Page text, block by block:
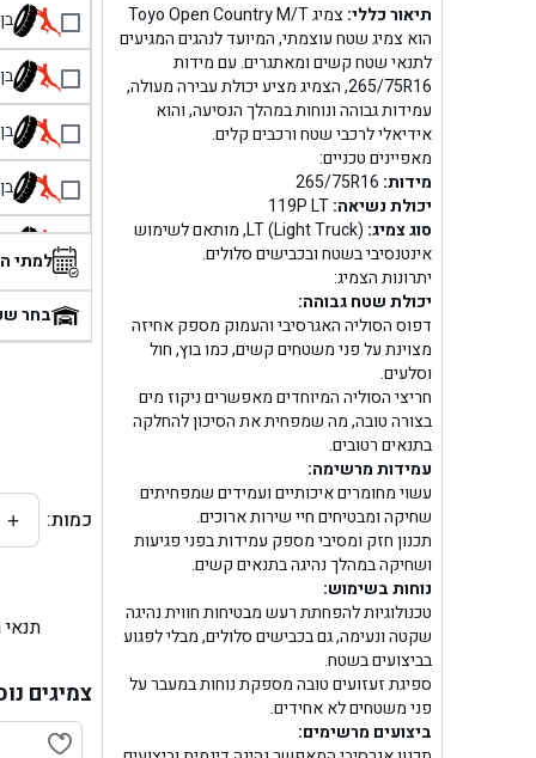
תיאור כללי:
צמיג Toyo Open Country M/T
הוא צמיג שטח עוצמתי, המיועד לנהגים המגיעים
לתנאי שטח קשים ומאתגרים. עם מידות
265/75R16, הצמיג מציע יכולת עבירה מעולה,
עמידות גבוהה ונוחות במהלך הנסיעה, והוא
אידיאלי לרכבי שטח ורכבים קלים.
מאפיינים טכניים:
מידות:
יכולת נשיאה:
סוג צמיג:
LT (Light Truck), מותאם לשימוש
אינטנסיבי בשטח ובכבישים סלולים.
יתרונות הצמיג:
יכולת שטח גבוהה:
דפוס הסוליה האגרסיבי והעמוק מספק אחיזה
מצוינת על פני משטחים קשים, כמו בוץ, חול
וסלעים.
חריצי הסוליה המיוחדים מאפשרים ניקוז מים
בצורה טובה, מה שמפחית את הסיכון להחלקה
בתנאים רטובים.
עמידות מרשימה:
עשוי מחומרים איכותיים ועמידים שמפחיתים
שחיקה ומבטיחים חיי שירות ארוכים.
תכנון חזק ומסיבי מספק עמידות בפני פגיעות
ושחיקה במהלך נהיגה בתנאים קשים.
נוחות בשימוש:
טכנולוגיות להפחתת רעש מבטיחות חווית נהיגה
שקטה ונעימה, גם בכבישים סלולים, מבלי לפגוע
בביצועים בשטח.
ספיגת זעזועים טובה מספקת נוחות במעבר על
פני משטחים לא אחידים.
ביצועים מרשימים:
בן
בן
בן
בן
בן
בן
למתי
בחר
כמות: +
צמיגים